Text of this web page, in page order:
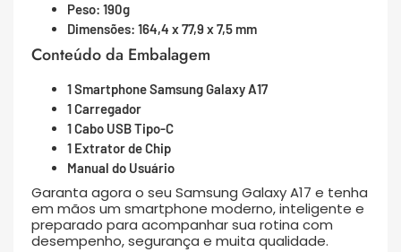
Peso: 190g
Dimensões: 164,4 x 77,9 x 7,5 mm
Conteúdo da Embalagem
1 Smartphone Samsung Galaxy A17
1 Carregador
1 Cabo USB Tipo-C
1 Extrator de Chip
Manual do Usuário
Garanta agora o seu Samsung Galaxy A17 e tenha
em mãos um smartphone moderno, inteligente e
preparado para acompanhar sua rotina com
desempenho, segurança e muita qualidade.